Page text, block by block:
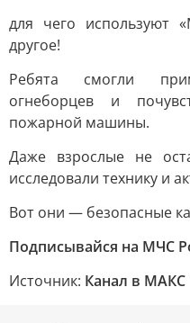
для чего используют
другое!
Ребята смогли
огнеборцев и
пожарной машины.
Даже взрослые не
исследовали технику и
Вот они — безопасные
Подписывайся на МЧС
Источник: Канал в МАКС